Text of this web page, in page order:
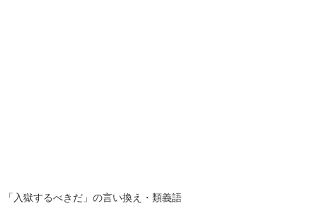
「 入獄するべきだ 」の言い換え・類義語